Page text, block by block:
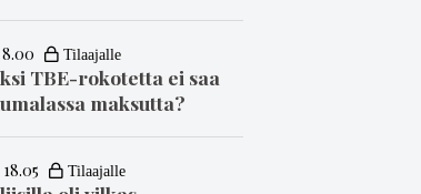
8.00
TBE-rokotetta ei saa
maksutta?